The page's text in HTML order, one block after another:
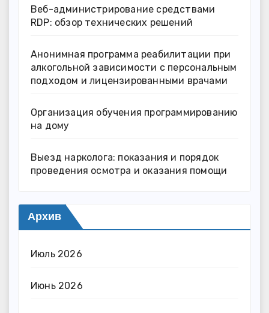
Веб-администрирование средствами
RDP: обзор технических решений
Анонимная программа реабилитации при
алкогольной зависимости с персональным
подходом и лицензированными врачами
Организация обучения программированию
на дому
Выезд нарколога: показания и порядок
проведения осмотра и оказания помощи
Архив
Июль 2026
Июнь 2026